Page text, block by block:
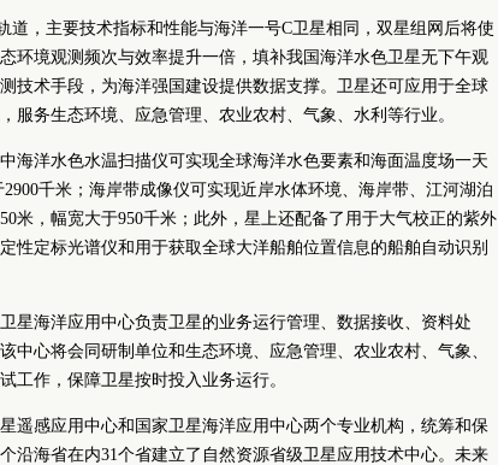
道，主要技术指标和性能与海洋一号C卫星相同，双星组网后将使
环境观测频次与效率提升一倍，填补我国海洋水色卫星无下午观
技术手段，为海洋强国建设提供数据支撑。卫星还可应用于全球
服务生态环境、应急管理、农业农村、气象、水利等行业。
海洋水色水温扫描仪可实现全球海洋水色要素和海面温度场一天
千米；海岸带成像仪可实现近岸水体环境、海岸带、江河湖泊
米，幅宽大于950千米；此外，星上还配备了用于大气校正的紫外
性定标光谱仪和用于获取全球大洋船舶位置信息的船舶自动识别
星海洋应用中心负责卫星的业务运行管理、数据接收、资料处
中心将会同研制单位和生态环境、应急管理、农业农村、气象、
工作，保障卫星按时投入业务运行。
遥感应用中心和国家卫星海洋应用中心两个专业机构，统筹和保
沿海省在内31个省建立了自然资源省级卫星应用技术中心。未来